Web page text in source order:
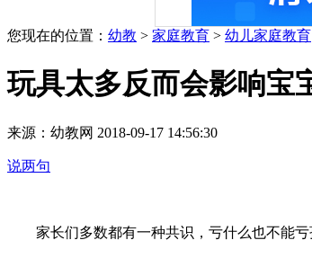
您现在的位置： 幼教 > 家庭教育 > 幼儿家庭教育
玩具太多反而会影响宝
来源：幼教网 2018-09-17 14:56:30
说两句
家长们多数都有一种共识，亏什么也不能亏